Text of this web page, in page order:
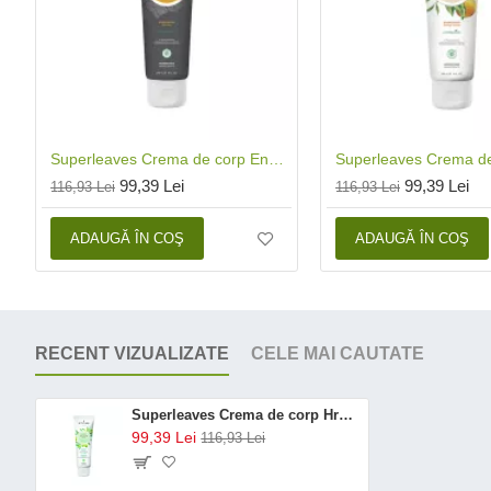
116,93 Lei 99,39 Lei
ADAUGĂ ÎN COŞ
116,93 Lei 99,39 Lei
ADAUGĂ ÎN COŞ
RECENT VIZUALIZATE CELE MAI CAUTATE
Superleaves Crema de corp Hranitoare (240 ml), Attitude
99,39 Lei 116,93 Lei